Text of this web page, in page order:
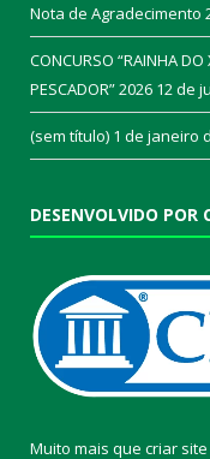
Nota de Agradecimento
CONCURSO “RAINHA DO
PESCADOR” 2026 12 de
(sem título) 1 de janeiro
DESENVOLVIDO POR
Muito mais que criar site